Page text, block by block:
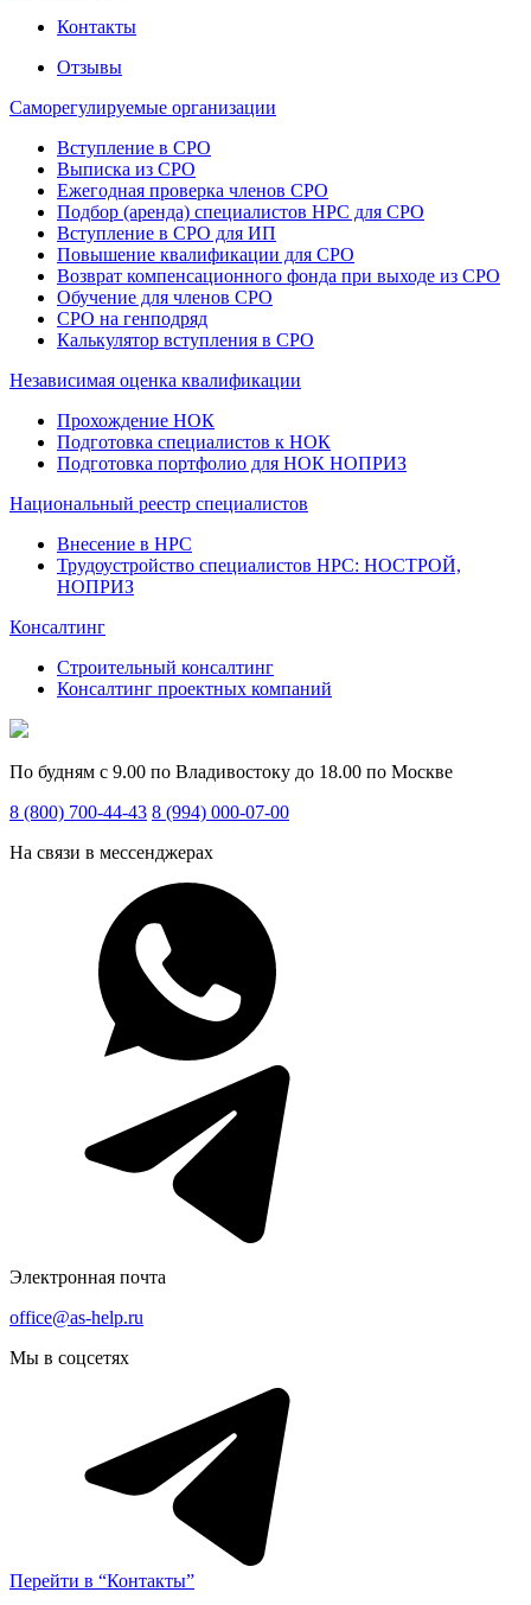
Контакты
Отзывы
Саморегулируемые организации
Вступление в СРО
Выписка из СРО
Ежегодная проверка членов СРО
Подбор (аренда) специалистов НРС для СРО
Вступление в СРО для ИП
Повышение квалификации для СРО
Возврат компенсационного фонда при выходе из СРО
Обучение для членов СРО
СРО на генподряд
Калькулятор вступления в СРО
Независимая оценка квалификации
Прохождение НОК
Подготовка специалистов к НОК
Подготовка портфолио для НОК НОПРИЗ
Национальный реестр специалистов
Внесение в НРС
Трудоустройство специалистов НРС: НОСТРОЙ,
НОПРИЗ
Консалтинг
Строительный консалтинг
Консалтинг проектных компаний
По будням с 9.00 по Владивостоку до 18.00 по Москве
8 (800) 700-44-43 8 (994) 000-07-00
На связи в мессенджерах
Электронная почта
office@as-help.ru
Мы в соцсетях
Перейти в “Контакты”